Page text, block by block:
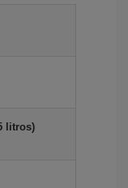
litros)